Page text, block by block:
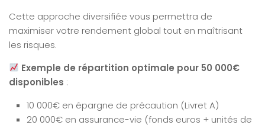
Cette approche diversifiée vous permettra de
maximiser votre rendement global tout en maîtrisant
les risques.
Exemple de répartition optimale pour 50 000€
disponibles :
10 000€ en épargne de précaution (Livret A)
20 000€ en assurance-vie (fonds euros + unités de